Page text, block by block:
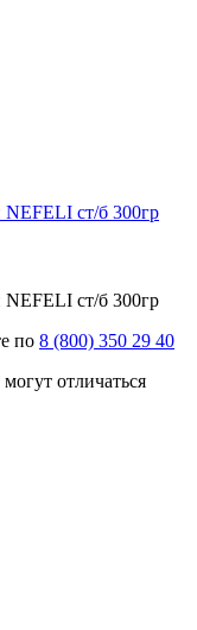
NEFELI ст/б 300гр
NEFELI ст/б 300гр
по 8 (800) 350 29 40
отличаться